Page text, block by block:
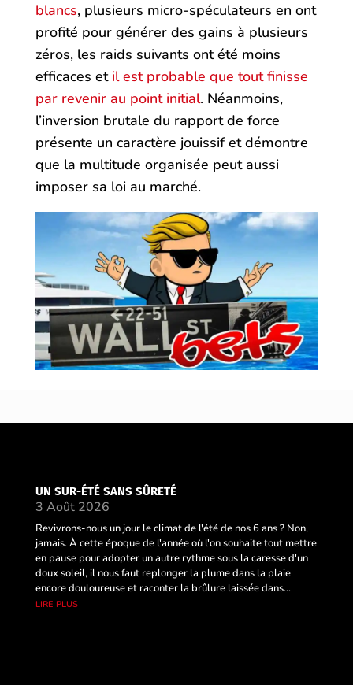
blancs, plusieurs micro-spéculateurs en ont
profité pour générer des gains à plusieurs
zéros, les raids suivants ont été moins
efficaces et il est probable que tout finisse
par revenir au point initial. Néanmoins,
l’inversion brutale du rapport de force
présente un caractère jouissif et démontre
que la multitude organisée peut aussi
imposer sa loi au marché.
UN SUR-ÉTÉ SANS SÛRETÉ
3 Août 2026
Revivrons-nous un jour le climat de l'été de nos 6 ans ? Non,
jamais. À cette époque de l'année où l'on souhaite tout mettre
en pause pour adopter un autre rythme sous la caresse d'un
doux soleil, il nous faut replonger la plume dans la plaie
encore douloureuse et raconter la brûlure laissée dans...
lire plus